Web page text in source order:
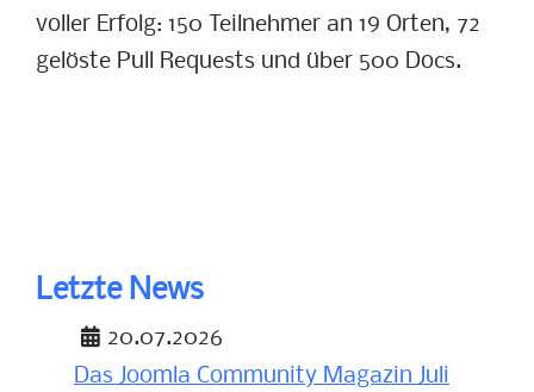
Letzte News
20.07.2026
Das Joomla Community Magazin Juli
voller Erfolg: 150 Teilnehmer an 19 Orten, 72
gelöste Pull Requests und über 500 Docs.